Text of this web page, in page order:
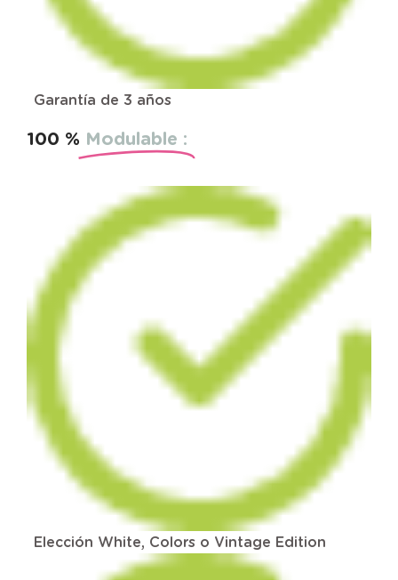
Garantía de 3 años
100 % Modulable :
Elección White, Colors o Vintage Edition